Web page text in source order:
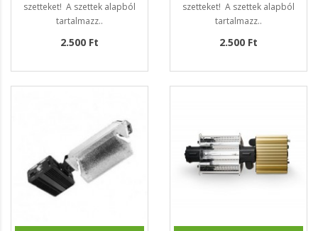
szetteket! A szettek alapból
tartalmazz..
2.500 Ft
szetteket! A szettek alapból
tartalmazz..
2.500 Ft